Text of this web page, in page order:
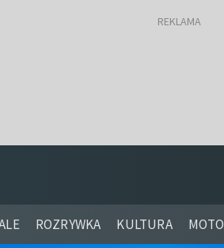
ROZRYWKA KULTURA MOTO